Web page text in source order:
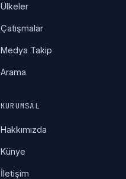
Ülkeler
Çatışmalar
Medya Takip
Arama
KURUMSAL
Hakkımızda
Künye
İletişim